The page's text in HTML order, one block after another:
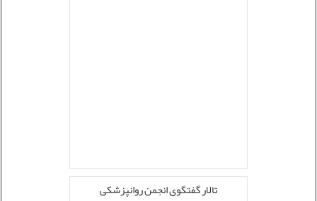
تالار گفتگوی انجمن روانپزشکی